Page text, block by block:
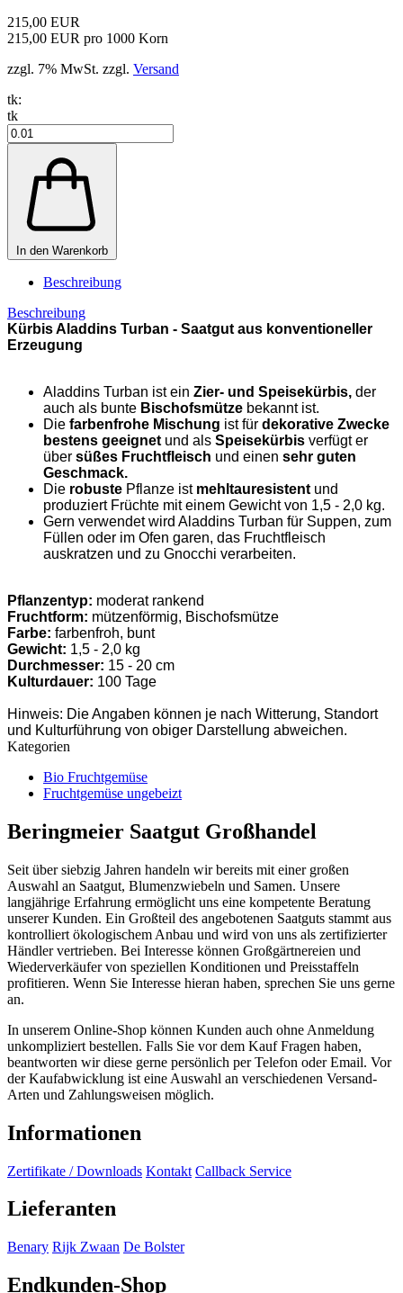
215,00 EUR
215,00 EUR pro 1000 Korn
zzgl. 7% MwSt. zzgl. Versand
tk:
tk
In den Warenkorb
Beschreibung
Beschreibung
Kürbis Aladdins Turban - Saatgut aus konventioneller
Erzeugung
Aladdins Turban ist ein Zier- und Speisekürbis, der
auch als bunte Bischofsmütze bekannt ist.
Die farbenfrohe Mischung ist für dekorative Zwecke
bestens geeignet und als Speisekürbis verfügt er
über süßes Fruchtfleisch und einen sehr guten
Geschmack.
Die robuste Pflanze ist mehltauresistent und
produziert Früchte mit einem Gewicht von 1,5 - 2,0 kg.
Gern verwendet wird Aladdins Turban für Suppen, zum
Füllen oder im Ofen garen, das Fruchtfleisch
auskratzen und zu Gnocchi verarbeiten.
Pflanzentyp: moderat rankend
Fruchtform: mützenförmig, Bischofsmütze
Farbe: farbenfroh, bunt
Gewicht: 1,5 - 2,0 kg
Durchmesser: 15 - 20 cm
Kulturdauer: 100 Tage
Hinweis: Die Angaben können je nach Witterung, Standort
und Kulturführung von obiger Darstellung abweichen.
Kategorien
Bio Fruchtgemüse
Fruchtgemüse ungebeizt
Beringmeier Saatgut Großhandel
Seit über siebzig Jahren handeln wir bereits mit einer großen
Auswahl an Saatgut, Blumenzwiebeln und Samen. Unsere
langjährige Erfahrung ermöglicht uns eine kompetente Beratung
unserer Kunden. Ein Großteil des angebotenen Saatguts stammt aus
kontrolliert ökologischem Anbau und wird von uns als zertifizierter
Händler vertrieben. Bei Interesse können Großgärtnereien und
Wiederverkäufer von speziellen Konditionen und Preisstaffeln
profitieren. Wenn Sie Interesse hieran haben, sprechen Sie uns gerne
an.
In unserem Online-Shop können Kunden auch ohne Anmeldung
unkompliziert bestellen. Falls Sie vor dem Kauf Fragen haben,
beantworten wir diese gerne persönlich per Telefon oder Email. Vor
der Kaufabwicklung ist eine Auswahl an verschiedenen Versand-
Arten und Zahlungsweisen möglich.
Informationen
Zertifikate / Downloads Kontakt Callback Service
Lieferanten
Benary Rijk Zwaan De Bolster
Endkunden-Shop